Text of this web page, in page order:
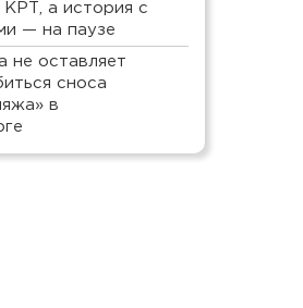
КРТ, а история с
— на паузе
не оставляет
сноса
в